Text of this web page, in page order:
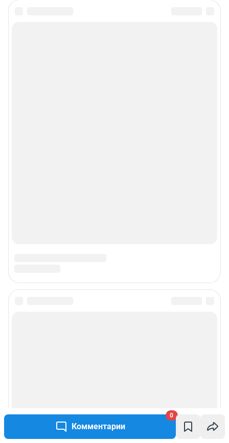
Комментарии
0